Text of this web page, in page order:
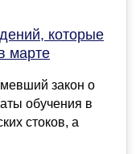
которые
марте
закон о
обучения в
стоков, а